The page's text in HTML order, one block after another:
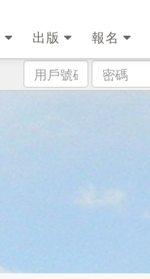
出版 報名
用
戶
密
碼